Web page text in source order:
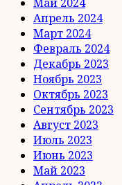
Апрель 2024
Март 2024
Февраль 2024
Декабрь 2023
Ноябрь 2023
Октябрь 2023
Сентябрь 2023
Август 2023
Июль 2023
Июнь 2023
Май 2023